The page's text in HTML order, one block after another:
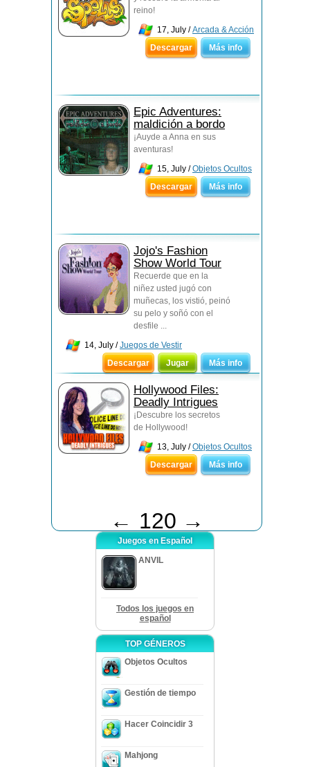
reino!
17, July /Arcada & Acción
Descargar
Más info
Epic Adventures:
maldición a bordo
¡Auyde a Anna en sus
aventuras!
15, July /Objetos Ocultos
Descargar
Más info
Jojo's Fashion
Show World Tour
Recuerde que en la
niñez usted jugó con
muñecas, los vistió, peinó
su pelo y soñó con el
desfile ...
14, July /Juegos de Vestir
Descargar
Jugar Más info
Hollywood Files:
Deadly Intrigues
¡Descubre los secretos
de Hollywood!
13, July /Objetos Ocultos
Descargar
Más info
← 120 →
Juegos en Español
ANVIL
Todos los juegos en
español
TOP GÉNEROS
Objetos Ocultos
Gestión de tiempo
Hacer Coincidir 3
Mahjong